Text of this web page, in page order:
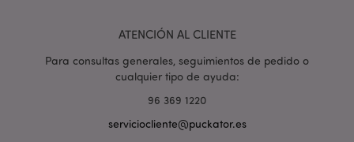
ATENCIÓN AL CLIENTE
Para consultas generales, seguimientos de pedido o
cualquier tipo de ayuda:
96 369 1220
serviciocliente@puckator.es
invalidation
www.puckator.es